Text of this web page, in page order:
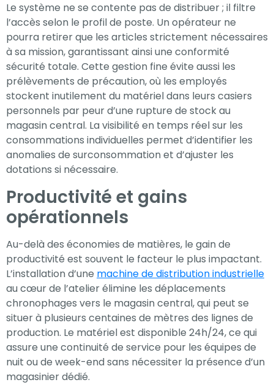
Le système ne se contente pas de distribuer ; il filtre
l’accès selon le profil de poste. Un opérateur ne
pourra retirer que les articles strictement nécessaires
à sa mission, garantissant ainsi une conformité
sécurité totale. Cette gestion fine évite aussi les
prélèvements de précaution, où les employés
stockent inutilement du matériel dans leurs casiers
personnels par peur d’une rupture de stock au
magasin central. La visibilité en temps réel sur les
consommations individuelles permet d’identifier les
anomalies de surconsommation et d’ajuster les
dotations si nécessaire.
Productivité et gains
opérationnels
Au-delà des économies de matières, le gain de
productivité est souvent le facteur le plus impactant.
L’installation d’une machine de distribution industrielle
au cœur de l’atelier élimine les déplacements
chronophages vers le magasin central, qui peut se
situer à plusieurs centaines de mètres des lignes de
production. Le matériel est disponible 24h/24, ce qui
assure une continuité de service pour les équipes de
nuit ou de week-end sans nécessiter la présence d’un
magasinier dédié.